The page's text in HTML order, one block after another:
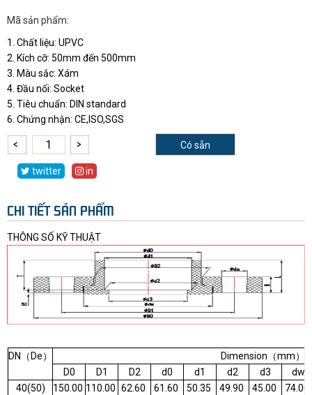
Mã sản phẩm:
1. Chất liệu: UPVC
2. Kích cỡ: 50mm đến 500mm
3. Màu sắc: Xám
4. Đầu nối: Socket
5. Tiêu chuẩn: DIN standard
6. Chứng nhận: CE,ISO,SGS
Có sẵn
twitter in
CHI TIẾT SẢN PHẨM
THÔNG SỐ KỸ THUẬT
DN（De）
Dimension（mm）
D0
D1 D2 d0 d1 d2 d3
dw
40(50)
150.00 110.00 62.60 61.60 50.35 49.90 45.00
74.00